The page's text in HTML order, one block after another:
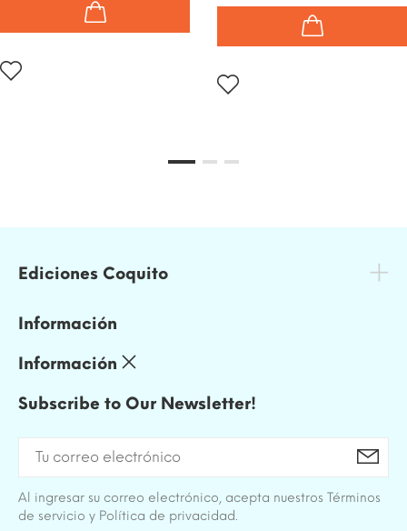
Ediciones Coquito
Información
Información
Subscribe to Our Newsletter!
Al ingresar su correo electrónico, acepta nuestros Términos
de servicio y Política de privacidad.